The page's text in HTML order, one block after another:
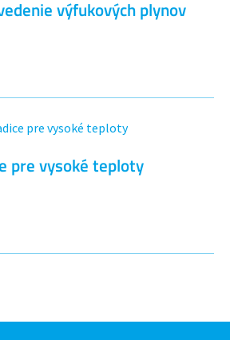
výfukových plynov
pre vysoké teploty